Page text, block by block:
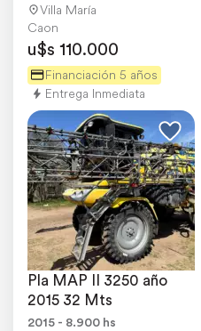
Villa María
Caon
u$s 110.000
Financiación 5 años
Entrega Inmediata
Pla MAP II 3250 año
2015 32 Mts
2015 - 8.900 hs